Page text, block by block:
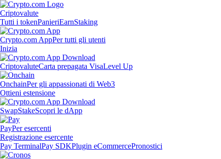
Criptovalute
Tutti i tokenPanieriEarnStaking
Crypto.com AppPer tutti gli utenti
Inizia
CriptovaluteCarta prepagata VisaLevel Up
OnchainPer gli appassionati di Web3
Ottieni estensione
SwapStakeScopri le dApp
PayPer esercenti
Registrazione esercente
Pay TerminalPay SDKPlugin eCommercePronostici